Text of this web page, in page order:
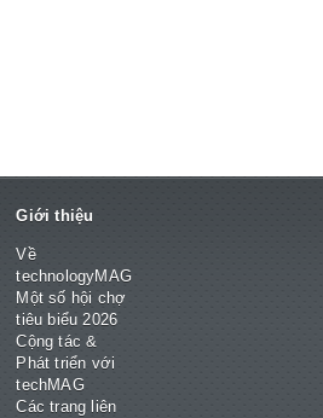
Giới thiệu
Về
technologyMAG
Một số hội chợ
tiêu biểu 2026
Cộng tác &
Phát triển với
techMAG
Các trang liên